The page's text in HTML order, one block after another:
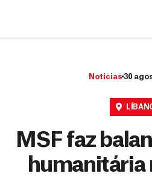
Notícias 30
MSF faz
humanitária
a
r